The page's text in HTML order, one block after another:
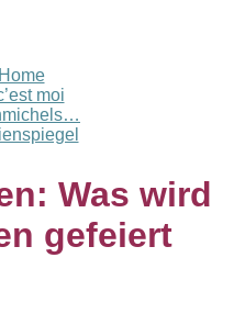
Home
moi
Was wird
gefeiert